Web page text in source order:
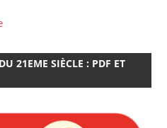
21EME SIÈCLE : PDF ET